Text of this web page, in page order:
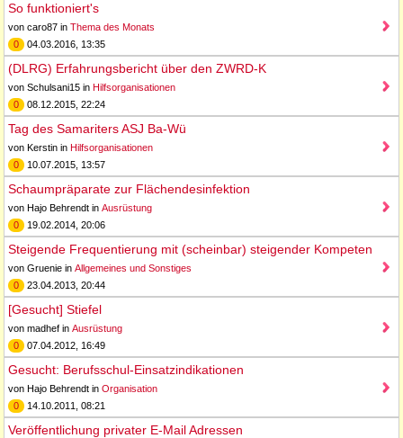
So funktioniert's
von caro87 in Thema des Monats
0
04.03.2016, 13:35
(DLRG) Erfahrungsbericht über den ZWRD-K
von Schulsani15 in Hilfsorganisationen
0
08.12.2015, 22:24
Tag des Samariters ASJ Ba-Wü
von Kerstin in Hilfsorganisationen
0
10.07.2015, 13:57
Schaumpräparate zur Flächendesinfektion
von Hajo Behrendt in Ausrüstung
0
19.02.2014, 20:06
Steigende Frequentierung mit (scheinbar) steigender Kompeten
von Gruenie in Allgemeines und Sonstiges
0
23.04.2013, 20:44
[Gesucht] Stiefel
von madhef in Ausrüstung
0
07.04.2012, 16:49
Gesucht: Berufsschul-Einsatzindikationen
von Hajo Behrendt in Organisation
0
14.10.2011, 08:21
Veröffentlichung privater E-Mail Adressen